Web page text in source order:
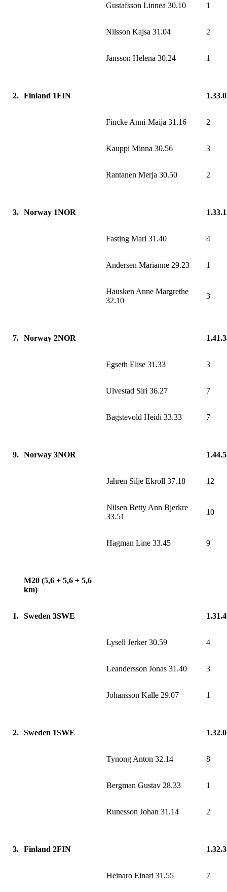
Gustafsson Linnea 30.10 1
Nilsson Kajsa 31.04 2
Jansson Helena 30.24 1
2. Finland 1FIN
Fincke Anni-Maija 31.16 2
Kauppi Minna 30.56 3
Rantanen Merja 30.50 2
3. Norway 1NOR
Fasting Mari 31.40 4
Andersen Marianne 29.23 1
Hausken Anne Margrethe
32.10
3
7. Norway 2NOR
Egseth Elise 31.33 3
Ulvestad Siri 36.27 7
Bagstevold Heidi 33.33 7
9. Norway 3NOR
Jahren Silje Ekroll 37.18 12
Nilsen Betty Ann Bjerkre
33.51
10
Hagman Line 33.45 9
M20 (5,6 + 5,6 + 5,6
km)
1. Sweden 3SWE
Lysell Jerker 30.59 4
Leandersson Jonas 31.40 3
Johansson Kalle 29.07 1
2. Sweden 1SWE
Tynong Anton 32.14 8
Bergman Gustav 28.33 1
Runesson Johan 31.14 2
3. Finland 2FIN
Heinaro Einari 31.55 7